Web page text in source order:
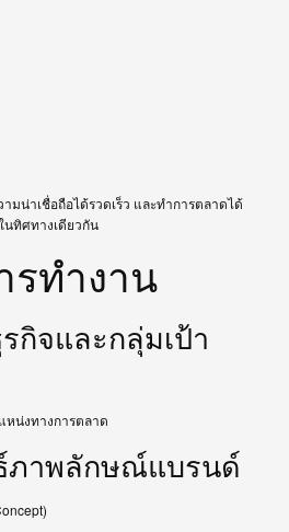
มน่าเชื่อถือได้รวดเร็ว และทำการตลาดได้
นทิศทางเดียวกัน
ทำงาน
กิจและกลุ่มเป้า
หน่งทางการตลาด
ภาพลักษณ์แบรนด์